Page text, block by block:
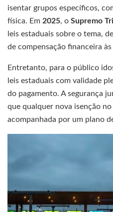
isentar grupos específicos,
física. Em 2025, o Supremo
leis estaduais sobre o tema,
de compensação financeira
Entretanto, para o público
leis estaduais com validade
do pagamento. A segurança
que qualquer nova isenção no
acompanhada por um plano